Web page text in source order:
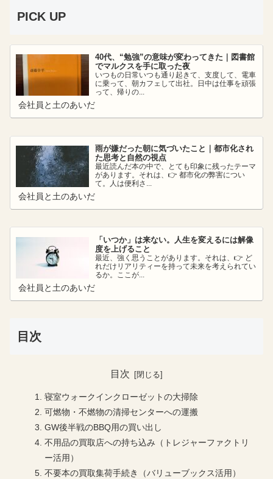
PICK UP
40代、“勉強”の意味が変わってきた｜図書館
でマルクスを手に取った夜
いつもの日常いつも通り起きて、支度して、電車
に乗って、朝カフェして出社。日中は仕事を頑張
って、帰りの...
会社員と土のあいだ
雨が嫌だった朝に気づいたこと｜都市化され
た思考と自然の視点
最近読んだ本の中で、とても印象に残ったテーマ
があります。それは、👉 都市化の弊害につい
て。人は便利さ...
会社員と土のあいだ
「いつか」は来ない。人生を変えるには解像
度を上げること
最近、強く思うことがあります。それは、👉 ど
れだけリアリティーを持って未来を考えられてい
るか。ここが...
会社員と土のあいだ
目次
目次
寝室ウォークインクローゼットの大掃除
可燃物・不燃物の清掃センターへの運搬
GW後半戦のBBQ用の買い出し
不用品の買取店への持ち込み（トレジャーファクトリ
ー活用）
不要本の買取集荷手続き（バリューブックス活用）